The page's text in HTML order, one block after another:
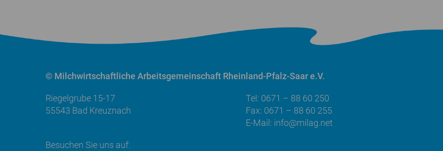
© Milchwirtschaftliche Arbeitsgemeinschaft Rheinland-Pfalz-Saar e.V.
Riegelgrube 15-17
55543 Bad Kreuznach
Tel: 0671 – 88 60 250
Fax: 0671 – 88 60 255
E-Mail: info@milag.net
Besuchen Sie uns auf: